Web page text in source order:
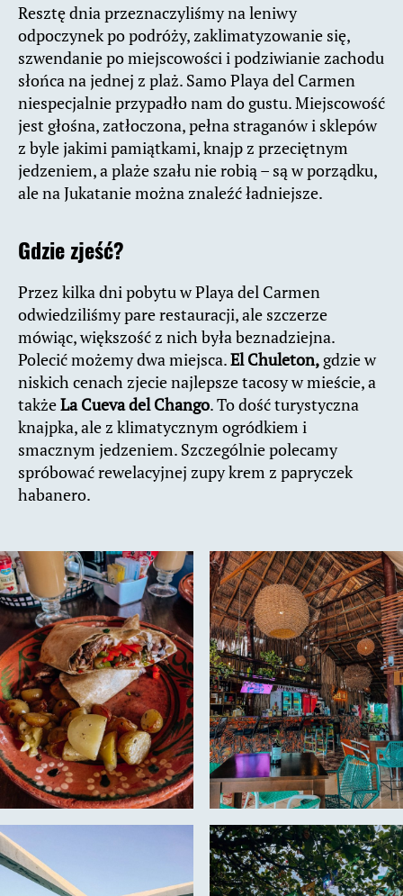
Resztę dnia przeznaczyliśmy na leniwy
odpoczynek po podróży, zaklimatyzowanie się,
szwendanie po miejscowości i podziwianie zachodu
słońca na jednej z plaż. Samo Playa del Carmen
niespecjalnie przypadło nam do gustu. Miejscowość
jest głośna, zatłoczona, pełna straganów i sklepów
z byle jakimi pamiątkami, knajp z przeciętnym
jedzeniem, a plaże szału nie robią – są w porządku,
ale na Jukatanie można znaleźć ładniejsze.
Gdzie zjeść?
Przez kilka dni pobytu w Playa del Carmen
odwiedziliśmy pare restauracji, ale szczerze
mówiąc, większość z nich była beznadziejna.
Polecić możemy dwa miejsca.El Chuleton, gdzie w
niskich cenach zjecie najlepsze tacosy w mieście, a
takżeLa Cueva del Chango. To dość turystyczna
knajpka, ale z klimatycznym ogródkiem i
smacznym jedzeniem. Szczególnie polecamy
spróbować rewelacyjnej zupy krem z papryczek
habanero.